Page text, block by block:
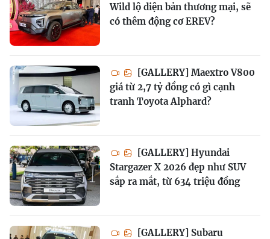
Wild lộ diện bản thương mại, sẽ
có thêm động cơ EREV?
[GALLERY] Maextro V800
giá từ 2,7 tỷ đồng có gì cạnh
tranh Toyota Alphard?
[GALLERY] Hyundai
Stargazer X 2026 đẹp như SUV
sắp ra mắt, từ 634 triệu đồng
[GALLERY] Subaru